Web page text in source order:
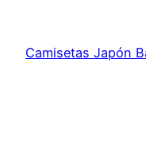
contenido
Camisetas Japón